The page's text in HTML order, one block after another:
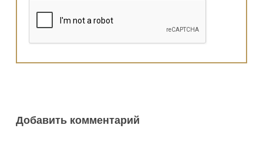
Добавить комментарий